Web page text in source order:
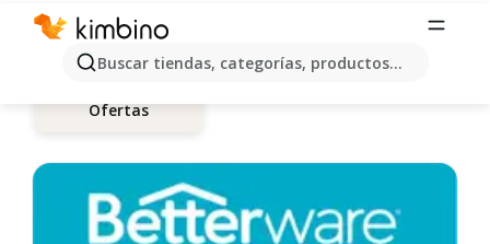
Buscar tiendas, categorías, productos...
Ofertas